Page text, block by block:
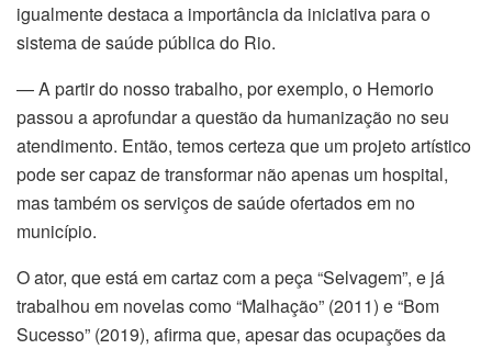
satın al
panel
panel
panel
panel
panel
panel
igualmente destaca a importância da iniciativa para o
sistema de saúde pública do Rio.
— A partir do nosso trabalho, por exemplo, o Hemorio
passou a aprofundar a questão da humanização no seu
atendimento. Então, temos certeza que um projeto artístico
pode ser capaz de transformar não apenas um hospital,
mas também os serviços de saúde ofertados em no
município.
O ator, que está em cartaz com a peça “Selvagem”, e já
trabalhou em novelas como “Malhação” (2011) e “Bom
Sucesso” (2019), afirma que, apesar das ocupações da